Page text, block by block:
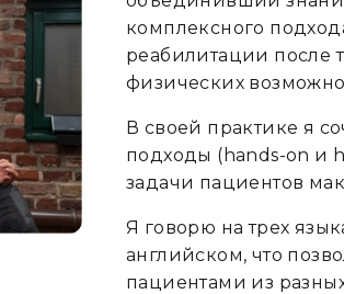
комплексного
реабилитации после
физических
В своей практике я
подходы (hands-on и
задачи пациентов
Я говорю на трех
английском, что
пациентами из